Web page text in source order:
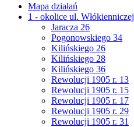
Mapa działań
1 - okolice ul. Włókienniczej
Jaracza 26
Pogonowskiego 34
Kilińskiego 26
Kilińskiego 28
Kilińskiego 36
Rewolucji 1905 r. 13
Rewolucji 1905 r. 15
Rewolucji 1905 r. 17
Rewolucji 1905 r. 29
Rewolucji 1905 r. 31